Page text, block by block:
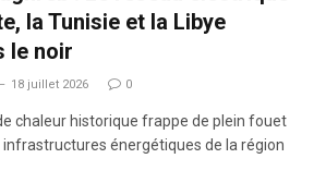
la Tunisie et la Libye
le noir
18 juillet 2026 0
chaleur historique frappe de plein fouet
infrastructures énergétiques de la région